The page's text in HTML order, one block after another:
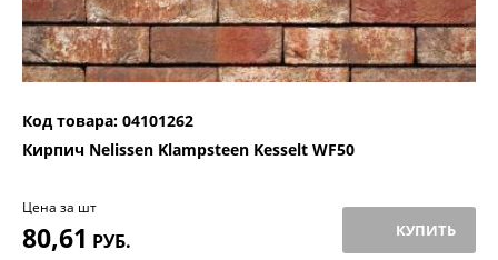
Код товара: 04101262
Кирпич Nelissen Klampsteen Kesselt WF50
Цена за шт
80,61 РУБ. КУПИТЬ